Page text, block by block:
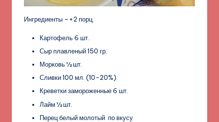
Ингредиенты –+2 порц.
Картофель 6 шт.
Сыр плавленый 150 гр.
Морковь ½ шт.
Сливки 100 мл. (10-20%)
Креветки замороженные 6 шт.
Лайм ½ шт.
Перец белый молотый по вкусу